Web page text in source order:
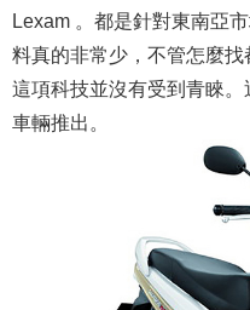
Lexam 。都是針對東南亞
料真的非常少，不管怎麼
這項科技並沒有受到青睞
車輛推出。